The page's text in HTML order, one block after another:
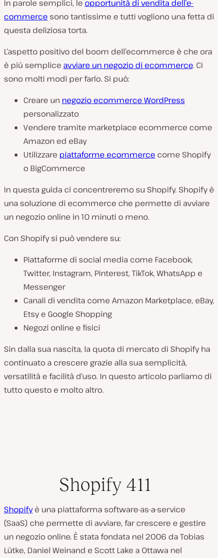
In parole semplici, le opportunità di vendita dell’e-
commerce sono tantissime e tutti vogliono una fetta di
questa deliziosa torta.
L’aspetto positivo del boom dell’ecommerce è che ora
è più semplice avviare un negozio di ecommerce. Ci
sono molti modi per farlo. Si può:
Creare un negozio ecommerce WordPress
personalizzato
Vendere tramite marketplace ecommerce come
Amazon ed eBay
Utilizzare piattaforme ecommerce come Shopify
o BigCommerce
In questa guida ci concentreremo su Shopify. Shopify è
una soluzione di ecommerce che permette di avviare
un negozio online in 10 minuti o meno.
Con Shopify si può vendere su:
Piattaforme di social media come Facebook,
Twitter, Instagram, Pinterest, TikTok, WhatsApp e
Messenger
Canali di vendita come Amazon Marketplace, eBay,
Etsy e Google Shopping
Negozi online e fisici
Sin dalla sua nascita, la quota di mercato di Shopify ha
continuato a crescere grazie alla sua semplicità,
versatilità e facilità d’uso. In questo articolo parliamo di
tutto questo e molto altro.
Shopify 411
Shopifyè una piattaforma software-as-a-service
(SaaS) che permette di avviare, far crescere e gestire
un negozio online. È stata fondata nel 2006 da Tobias
Lütke, Daniel Weinand e Scott Lake a Ottawa nel